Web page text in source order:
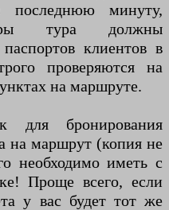
минуту,
тура должны
паспортов клиентов в
проверяются на
на маршруте.
для бронирования
на маршрут (копия не
необходимо иметь с
Проще всего, если
у вас будет тот же